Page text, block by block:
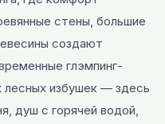
стены, большие
создают
глэмпинг-
лесных избушек — здесь
душ с горячей водой,